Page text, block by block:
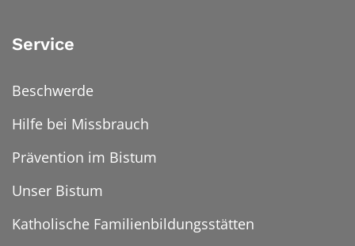
Service
Beschwerde
Hilfe bei Missbrauch
Prävention im Bistum
Unser Bistum
Katholische Familienbildungsstätten